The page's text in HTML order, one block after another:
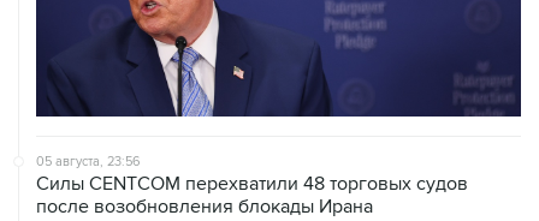
05 августа, 23:56
Силы CENTCOM перехватили 48 торговых судов
после возобновления блокады Ирана